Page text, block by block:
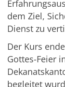
dem Ziel,
Dienst zu
Der Kurs
Gottes-Feier
begleitet